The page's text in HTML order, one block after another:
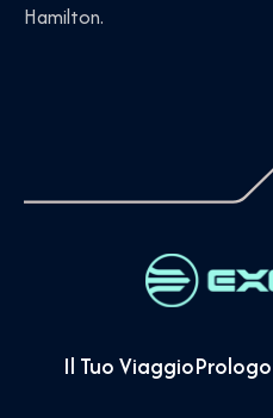
Hamilton.
Il Tuo ViaggioPrologo